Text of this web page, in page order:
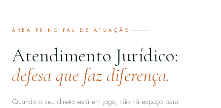
ÁREA PRINCIPAL DE ATUAÇÃO
Atendimento Jurídico:
defesa que faz diferença.
Quando o seu direito está em jogo, não há espaço para